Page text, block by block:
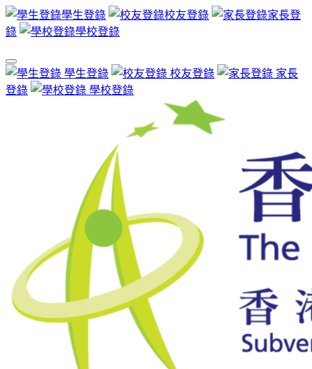
學生登錄 校友登錄
家長登
錄
學校登錄
學生登錄 校友登錄
家長
登錄
學校登錄